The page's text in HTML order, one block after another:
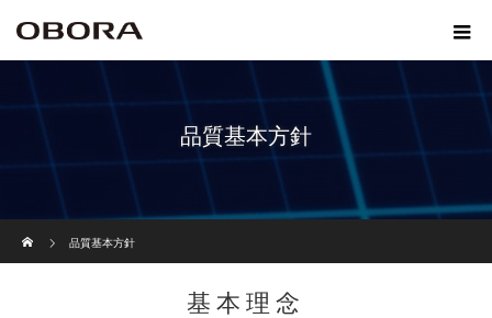
品質基本方針
品質基本方針
基本理念